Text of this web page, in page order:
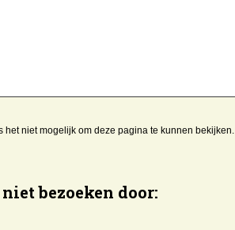
niet mogelijk om deze pagina te kunnen bekijken.
bezoeken door: